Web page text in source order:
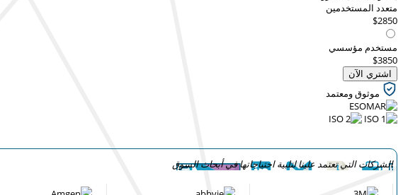
متعدد المستخدمين
$2850
مستخدم مؤسسي
$3850
اشتري الآن
موثوق ومعتمد
الشركات التي تعتمد علينا لتلبية احتياجاتها في أبحاث السوق